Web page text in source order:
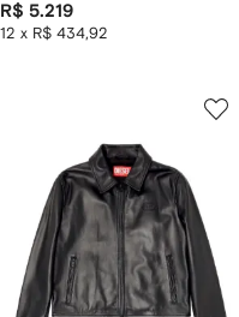
R$ 5.219
12 x R$ 434,92